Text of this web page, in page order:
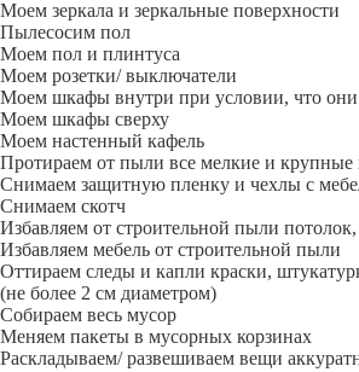
Моем зеркала и зеркальные поверхности
Пылесосим пол
Моем пол и плинтуса
Моем розетки/ выключатели
Моем шкафы внутри при условии, что
Моем шкафы сверху
Моем настенный кафель
Протираем от пыли все мелкие и крупные
Снимаем защитную пленку и чехлы с
Снимаем скотч
Избавляем от строительной пыли
Избавляем мебель от строительной пыли
Оттираем следы и капли краски,
(не более 2 см диаметром)
Собираем весь мусор
Меняем пакеты в мусорных корзинах
Раскладываем/ развешиваем вещи